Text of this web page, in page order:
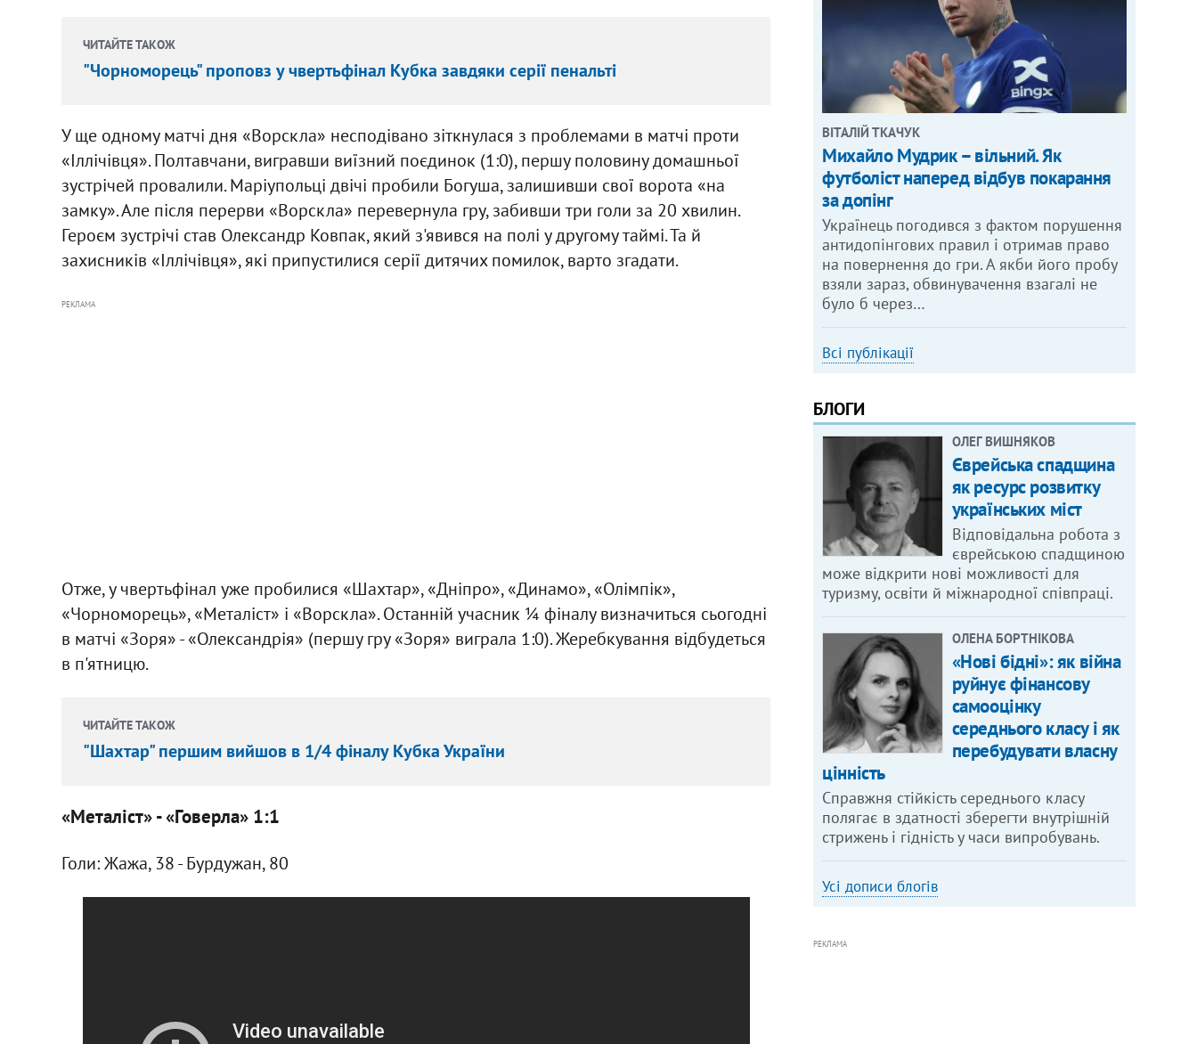
ЧИТАЙТЕ ТАКОЖ
"Чорноморець" проповз у чвертьфінал Кубка завдяки серії пенальті
У ще одному матчі дня «Ворскла» несподівано зіткнулася з проблемами в матчі проти
«Іллічівця». Полтавчани, вигравши виїзний поєдинок (1:0), першу половину домашньої
зустрічей провалили. Маріупольці двічі пробили Богуша, залишивши свої ворота «на
замку». Але після перерви «Ворскла» перевернула гру, забивши три голи за 20 хвилин.
Героєм зустрічі став Олександр Ковпак, який з'явився на полі у другому таймі. Та й
захисників «Іллічівця», які припустилися серії дитячих помилок, варто згадати.
РЕКЛАМА
Отже, у чвертьфінал уже пробилися «Шахтар», «Дніпро», «Динамо», «Олімпік»,
«Чорноморець», «Металіст» і «Ворскла». Останній учасник ¼ фіналу визначиться сьогодні
в матчі «Зоря» - «Олександрія» (першу гру «Зоря» виграла 1:0). Жеребкування відбудеться
в п'ятницю.
ЧИТАЙТЕ ТАКОЖ
"Шахтар" першим вийшов в 1/4 фіналу Кубка України
«Металіст» - «Говерла» 1:1
Голи: Жажа, 38 - Бурдужан, 80
ВІТАЛІЙ ТКАЧУК
Михайло Мудрик – вільний. Як
футболіст наперед відбув покарання
за допінг
Українець погодився з фактом порушення
антидопінгових правил і отримав право
на повернення до гри. А якби його пробу
взяли зараз, обвинувачення взагалі не
було б через…
Всі публікації
БЛОГИ
ОЛЕГ ВИШНЯКОВ
Єврейська спадщина
як ресурс розвитку
українських міст
Відповідальна робота з
єврейською спадщиною
може відкрити нові можливості для
туризму, освіти й міжнародної співпраці.
ОЛЕНА БОРТНІКОВА
«Нові бідні»: як війна
руйнує фінансову
самооцінку
середнього класу і як
перебудувати власну
цінність
Справжня стійкість середнього класу
полягає в здатності зберегти внутрішній
стрижень і гідність у часи випробувань.
Усі дописи блогів
РЕКЛАМА